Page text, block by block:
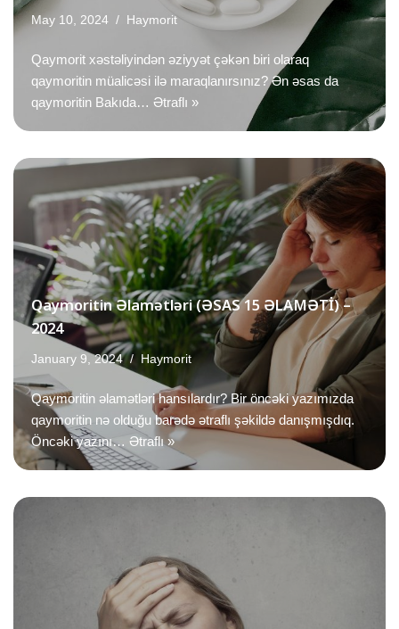
May 10, 2024 Haymorit
Qaymorit xəstəliyindən əziyyət çəkən biri olaraq
qaymoritin müalicəsi ilə maraqlanırsınız? Ən əsas da
qaymoritin Bakıda… Ətraflı »
Qaymoritin Əlamətləri (ƏSAS 15 ƏLAMƏTİ) –
2024
January 9, 2024 Haymorit
Qaymoritin əlamətləri hansılardır? Bir öncəki yazımızda
qaymoritin nə olduğu barədə ətraflı şəkildə danışmışdıq.
Öncəki yazını… Ətraflı »